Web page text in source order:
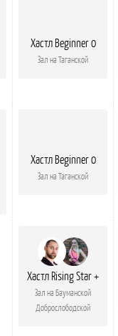
Хастл Beginner 0
Зал на Таганской
Хастл Beginner 0
Зал на Таганской
Хастл Rising Star +
Зал на Бауманской
Доброслободской